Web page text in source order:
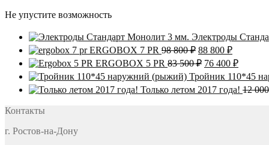
Не упустите возможность
Электроды
ERGOBOX 7 PR 98 800₽ Первоначальная
цена
составляла
98
800 ₽.
88 800 ₽Текущая
цена:
88
800 ₽.
ERGOBOX 5 PR 83 500₽ Первоначальная
цена
составляла
83
76 400 ₽Текущая
цена:
76
400 ₽.
Тройник 110*45
Только летом 2017 года! 12
Контакты
г. Ростов-на-Дону